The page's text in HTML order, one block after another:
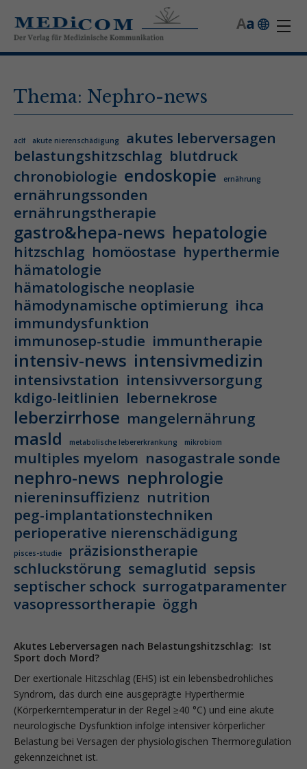
a
A
Thema: Nephro-news
aclf akute nierenschädigung
akutes leberversagen
belastungshitzschlag blutdruck
chronobiologie endoskopie ernährung
ernährungssonden
ernährungstherapie
gastro&hepa-news hepatologie
hitzschlag homöostase hyperthermie
hämatologie
hämatologische neoplasie
hämodynamische optimierung ihca
immundysfunktion
immunosep-studie immuntherapie
intensiv-news intensivmedizin
intensivstation intensivversorgung
kdigo-leitlinien lebernekrose
leberzirrhose mangelernährung
masld metabolische lebererkrankung mikrobiom
multiples myelom nasogastrale sonde
nephro-news nephrologie
niereninsuffizienz nutrition
peg-implantationstechniken
perioperative nierenschädigung
pisces-studie
präzisionstherapie
schluckstörung semaglutid sepsis
septischer schock surrogatparamenter
vasopressortherapie öggh
Akutes Leberversagen nach Belastungshitzschlag: Ist
Sport doch Mord?
Der exertionale Hitzschlag (EHS) ist ein lebensbedrohliches
Syndrom, das durch eine ausgeprägte Hyperthermie
(Körperkerntemperatur in der Regel ≥40 °C) und eine akute
neurologische Dysfunktion infolge intensiver körperlicher
Belastung bei Versagen der physiologischen Thermoregulation
gekennzeichnet ist.